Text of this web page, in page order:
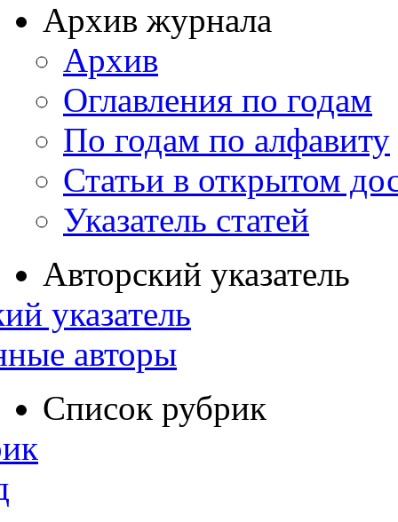
Архив журнала
Архив
Оглавления по годам
По годам по алфавиту
Статьи в открытом
Указатель статей
Авторский указатель
указатель
авторы
Список рубрик